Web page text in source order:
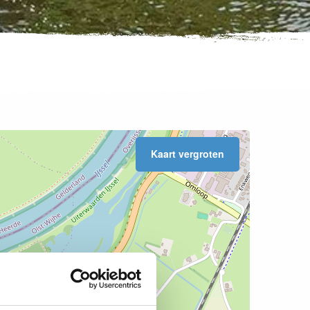
Kaart vergroten